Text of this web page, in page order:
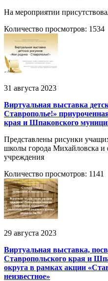
На мероприятии
Количество просмотров: 1534
31 августа 2023
Виртуальная выставка
Ставрополье!»
края и Шпаковского
Представлены рисунки
школы города Михайловска и
учреждения
Количество просмотров: 1141
29 августа 2023
Виртуальная выставка,
Ставропольского края и
округа в рамках акции
неизвестное»